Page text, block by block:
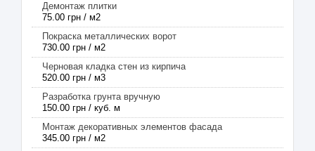
Демонтаж плитки
75.00 грн / м2
Покраска металлических ворот
730.00 грн / м2
Черновая кладка стен из кирпича
520.00 грн / м3
Разработка грунта вручную
150.00 грн / куб. м
Монтаж декоративных элементов фасада
345.00 грн / м2